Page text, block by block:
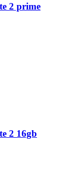
2 prime
2 16gb